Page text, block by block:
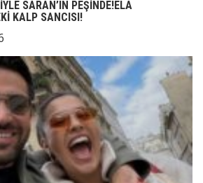
SARAN’IN PEŞİNDE!ELA
KALP SANCISI!